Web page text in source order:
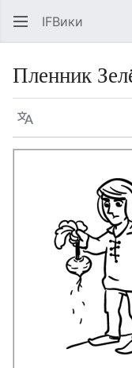
IFВики
Пленник
Язык